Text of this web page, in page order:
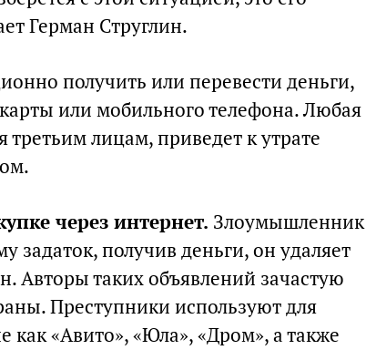
Герман Струглин.
получить или перевести деньги,
или мобильного телефона. Любая
лицам, приведет к утрате
через интернет. Злоумышленник
задаток, получив деньги, он удаляет
Авторы таких объявлений зачастую
Преступники используют для
«Авито», «Юла», «Дром», а также